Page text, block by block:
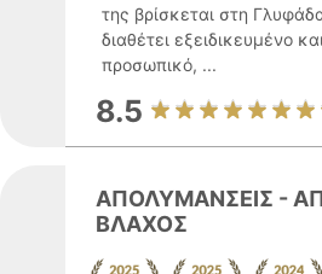
της βρίσκεται στη
διαθέτει εξειδικευμένο
προσωπικό, ...
8.5
ΑΠΟΛΥΜΑΝΣΕΙΣ -
ΒΛΑΧΟΣ